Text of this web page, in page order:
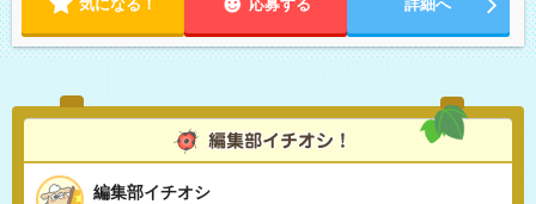
気になる！ 応募する 詳細へ
編集部イチオシ